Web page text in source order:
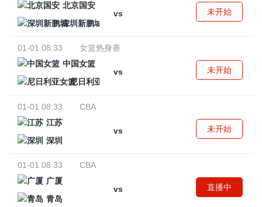
北京国安
vs
深圳新鹏城
未开始
01-01 08:33
女篮热身赛
中国女篮
vs
尼日利亚女篮
未开始
01-01 08:33
CBA
江苏
vs
深圳
未开始
01-01 08:33
CBA
广厦
vs
青岛
直播中